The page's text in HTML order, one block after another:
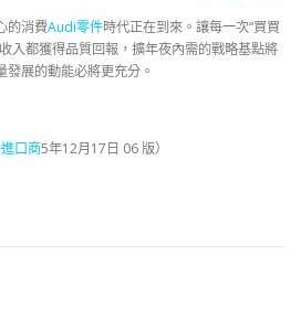
的消費Audi零件時代正在到來。讓每一次“買買
入都獲得品質回報，擴年夜內需的戰略基點將
發展的動能必將更充分。
口商5年12月17日 06 版）